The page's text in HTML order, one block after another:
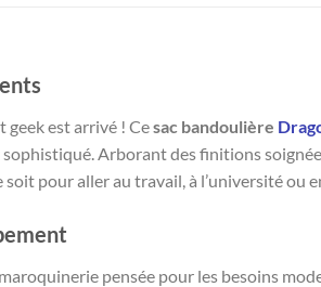
geek est arrivé ! Cesac bandoulière
Arborant des finitions
pour aller au travail, à l’université ou
pensée pour les besoins